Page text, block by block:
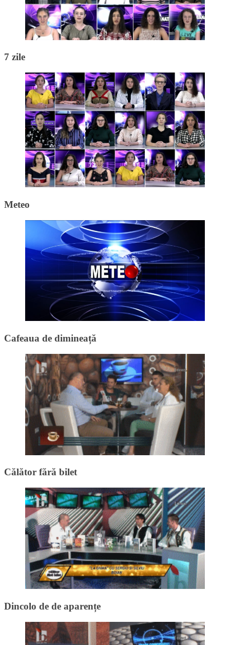
7 zile
Meteo
Cafeaua de dimineață
Călător fără bilet
Dincolo de de aparențe